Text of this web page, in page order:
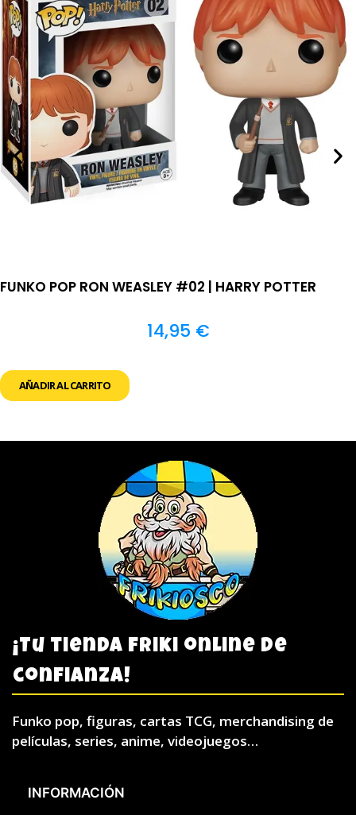
FUNKO POP RON WEASLEY #02 | HARRY POTTER
14,95 €
AÑADIR AL CARRITO
¡Tu tienda friki online de
confianza!
Funko pop, figuras, cartas TCG, merchandising de
películas, series, anime, videojuegos…
INFORMACIÓN